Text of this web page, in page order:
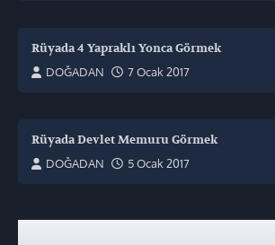
Rüyada 4 Yapraklı Yonca Görmek
DOĞADAN
7 Ocak 2017
Rüyada Devlet Memuru Görmek
DOĞADAN
5 Ocak 2017